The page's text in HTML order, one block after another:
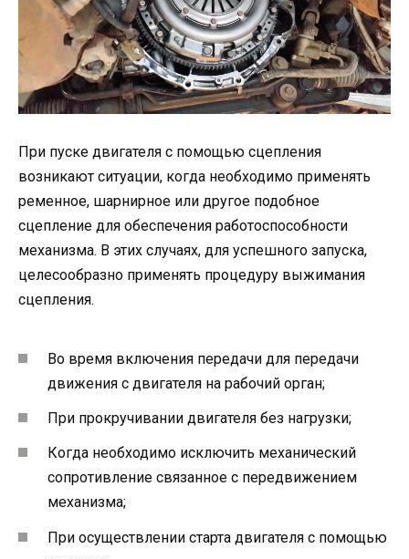
При пуске двигателя с помощью сцепления
возникают ситуации, когда необходимо применять
ременное, шарнирное или другое подобное
сцепление для обеспечения работоспособности
механизма. В этих случаях, для успешного запуска,
целесообразно применять процедуру выжимания
сцепления.
Во время включения передачи для передачи
движения с двигателя на рабочий орган;
При прокручивании двигателя без нагрузки;
Когда необходимо исключить механический
сопротивление связанное с передвижением
механизма;
При осуществлении старта двигателя с помощью